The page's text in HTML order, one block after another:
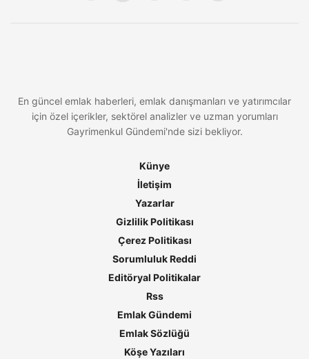
En güncel emlak haberleri, emlak danışmanları ve yatırımcılar
için özel içerikler, sektörel analizler ve uzman yorumları
Gayrimenkul Gündemi'nde sizi bekliyor.
Künye
İletişim
Yazarlar
Gizlilik Politikası
Çerez Politikası
Sorumluluk Reddi
Editöryal Politikalar
Rss
Emlak Gündemi
Emlak Sözlüğü
Köşe Yazıları